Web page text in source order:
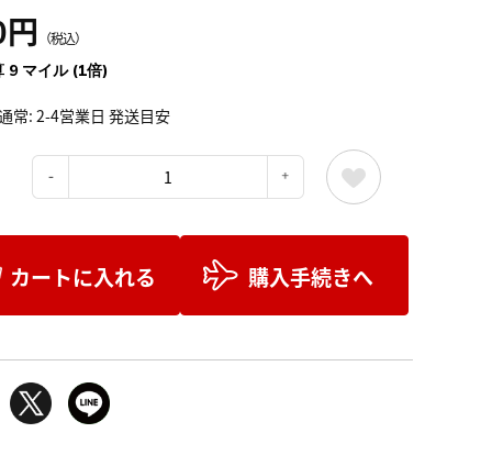
（税込）
9 マイル (1倍)
常: 2-4営業日 発送目安
カートに入れる 購入手続きへ